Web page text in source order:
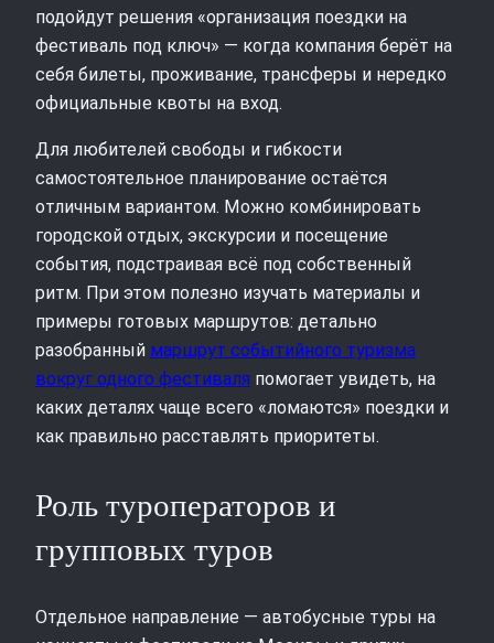
подойдут решения «организация поездки на
фестиваль под ключ» — когда компания берёт на
себя билеты, проживание, трансферы и нередко
официальные квоты на вход.
Для любителей свободы и гибкости
самостоятельное планирование остаётся
отличным вариантом. Можно комбинировать
городской отдых, экскурсии и посещение
события, подстраивая всё под собственный
ритм. При этом полезно изучать материалы и
примеры готовых маршрутов: детально
разобранный маршрут событийного туризма
вокруг одного фестиваля помогает увидеть, на
каких деталях чаще всего «ломаются» поездки и
как правильно расставлять приоритеты.
Роль туроператоров и
групповых туров
Отдельное направление — автобусные туры на